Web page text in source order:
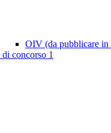
OIV (da pubblicare in
concorso 1